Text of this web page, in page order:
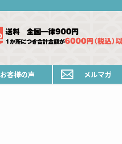
お客様の声 メルマガ